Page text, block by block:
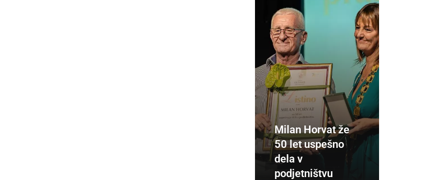
Milan Horvat že
50 let uspešno
dela v
podjetništvu